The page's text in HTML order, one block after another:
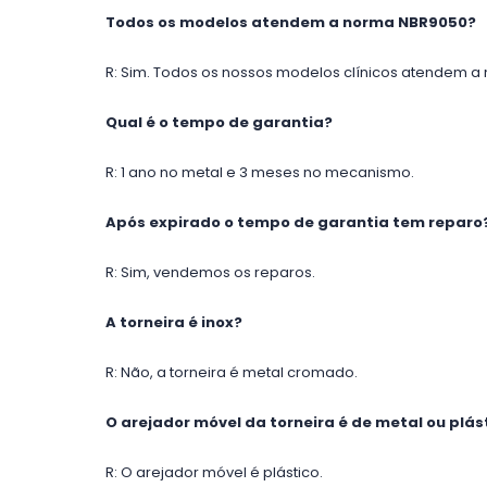
Todos os modelos atendem a norma NBR9050?
R: Sim. Todos os nossos modelos clínicos atendem a
Qual é o tempo de garantia?
R: 1 ano no metal e 3 meses no mecanismo.
Após expirado o tempo de garantia tem
R: Sim, vendemos os reparos.
A torneira é inox?
R: Não, a torneira é metal cromado.
O arejador móvel da torneira é de metal ou
R: O arejador móvel é plástico.